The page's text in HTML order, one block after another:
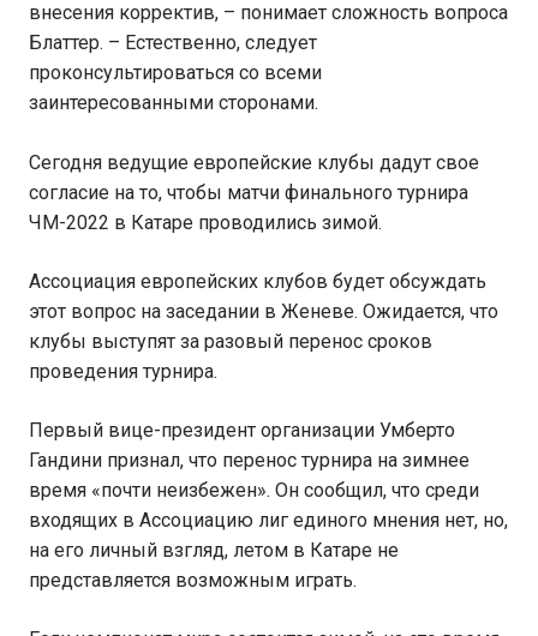
внесения корректив, – понимает сложность вопроса
Блаттер. – Естественно, следует
проконсультироваться со всеми
заинтересованными сторонами.
Сегодня ведущие европейские клубы дадут свое
согласие на то, чтобы матчи финального турнира
ЧМ-2022 в Катаре проводились зимой.
Ассоциация европейских клубов будет обсуждать
этот вопрос на заседании в Женеве. Ожидается, что
клубы выступят за разовый перенос сроков
проведения турнира.
Первый вице-президент организации Умберто
Гандини признал, что перенос турнира на зимнее
время «почти неизбежен». Он сообщил, что среди
входящих в Ассоциацию лиг единого мнения нет, но,
на его личный взгляд, летом в Катаре не
представляется возможным играть.